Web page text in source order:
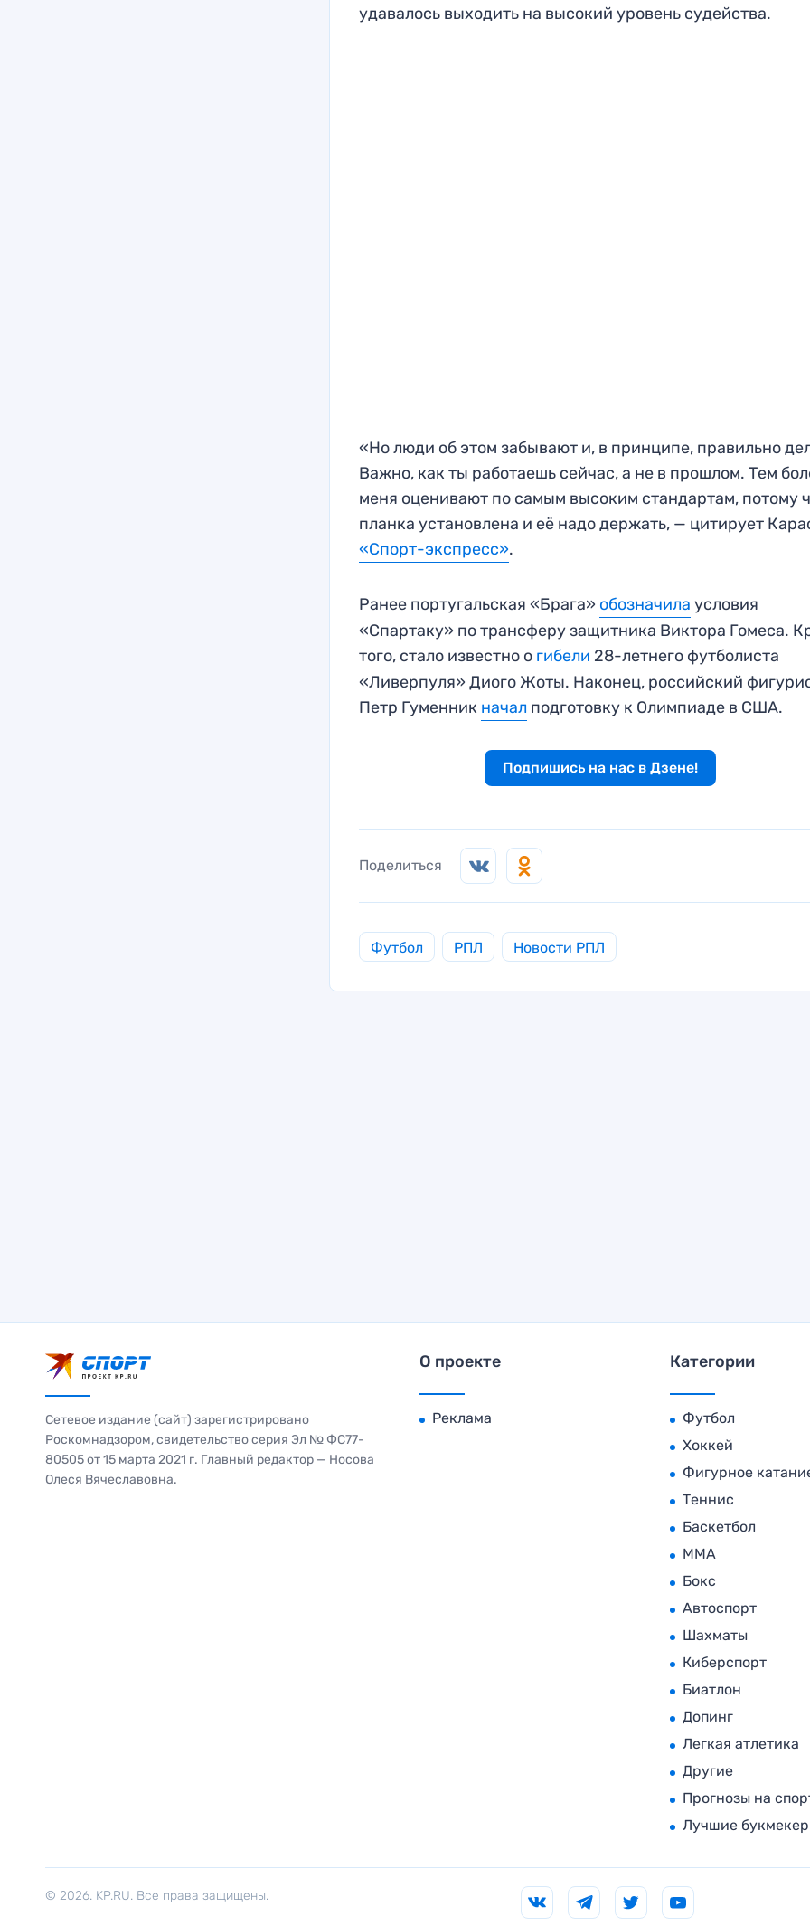
удавалось выходить на высокий уровень судейства.
«Но люди об этом забывают и, в принципе, правильно
Важно, как ты работаешь сейчас, а не в прошлом. Тем
меня оценивают по самым высоким стандартам, потому
планка установлена и её надо держать, — цитирует
«Спорт-экспресс».
Ранее португальская «Брага» обозначила условия
«Спартаку» по трансферу защитника Виктора Гомеса.
того, стало известно о гибели 28-летнего футболиста
«Ливерпуля» Диого Жоты. Наконец, российский
Петр Гуменник начал подготовку к Олимпиаде в США.
Подпишись на нас в Дзене!
Поделиться
Футбол РПЛ Новости РПЛ
Сетевое издание (сайт) зарегистрировано
Роскомнадзором, свидетельство серия Эл № ФС77-
80505 от 15 марта 2021 г. Главный редактор — Носова
Олеся Вячеславовна.
О проекте
Реклама
Категории
Футбол
Хоккей
Фигурное
Теннис
Баскетбол
MMA
Бокс
Автоспорт
Шахматы
Киберспорт
Биатлон
Допинг
Легкая атлетика
Другие
Прогнозы на
Лучшие
© 2026. KP.RU. Все права защищены.